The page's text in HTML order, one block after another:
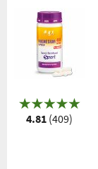
4.81 (409)